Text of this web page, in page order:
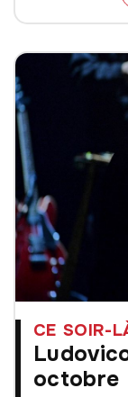
CE SOIR-
octobre